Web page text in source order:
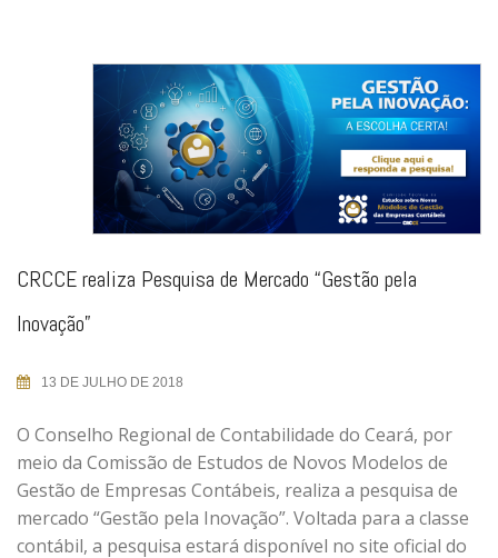
CRCCE realiza Pesquisa de Mercado “Gestão pela
Inovação”
13 DE JULHO DE 2018
O Conselho Regional de Contabilidade do Ceará, por
meio da Comissão de Estudos de Novos Modelos de
Gestão de Empresas Contábeis, realiza a pesquisa de
mercado “Gestão pela Inovação”. Voltada para a classe
contábil, a pesquisa estará disponível no site oficial do